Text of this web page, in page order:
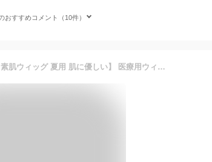
おすすめコメント（10件）
返品・色交換OK【 接触冷感 素肌ウィッグ 夏用 肌に優しい】 医療用ウィッグ ウィッグ ショート 自然 レディース 医療用 人工毛 夏用 ひんやり 快適 フルウィッグ 家用 夏 涼しい 冷感 ひんやり 敏感肌 棉 コットン キュプラ ウイッグ かつら 帽子 バレない 抗がん剤 FKR